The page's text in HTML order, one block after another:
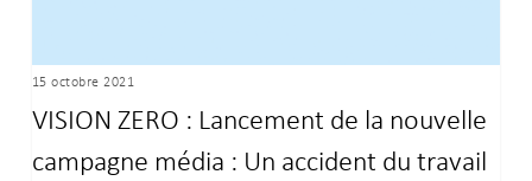
:
accident
du
15 octobre 2021
VISION ZERO : Lancement de la nouvelle
campagne média : Un accident du travail